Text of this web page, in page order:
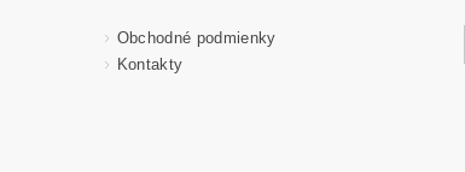
Obchodné podmienky
Kontakty